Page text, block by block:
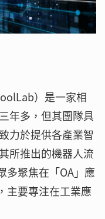
）是一家相
年多，但其團隊具
力於提供各產業智
所推出的機器人流
多聚焦在「OA」應
主要專注在工業應